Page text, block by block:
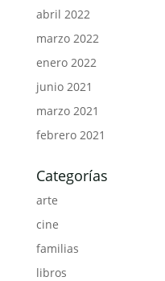
abril 2022
marzo 2022
enero 2022
junio 2021
marzo 2021
febrero 2021
Categorías
arte
cine
familias
libros